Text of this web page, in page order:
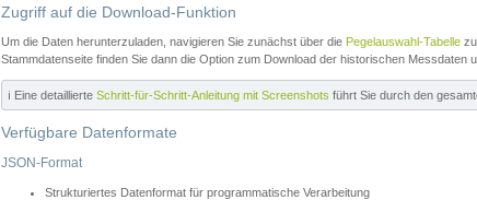
Zugriff auf die Download-Funktion
Um die Daten herunterzuladen, navigieren Sie zunächst über die Pegelauswahl-Tabelle
Stammdatenseite finden Sie dann die Option zum Download der historischen Messdaten
ℹ️ Eine detaillierte Schritt-für-Schritt-Anleitung mit Screenshots führt Sie durch den
Verfügbare Datenformate
JSON-Format
Strukturiertes Datenformat für programmatische Verarbeitung